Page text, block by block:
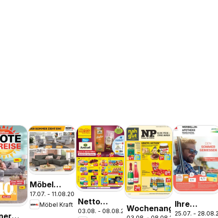
Möbel
Kraft Der
Sommer
17.07. - 11.08.2026
Möbel Kraft
Netto
Marken-
03.08. - 08.08.2026Wochenangebote
Ihre
Apotheke
25.07. -